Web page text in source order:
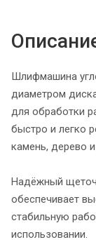
Шлифмашина
диаметром
для обработки
быстро и легко
камень, дерево
Надёжный
обеспечивает
стабильную
использовании.